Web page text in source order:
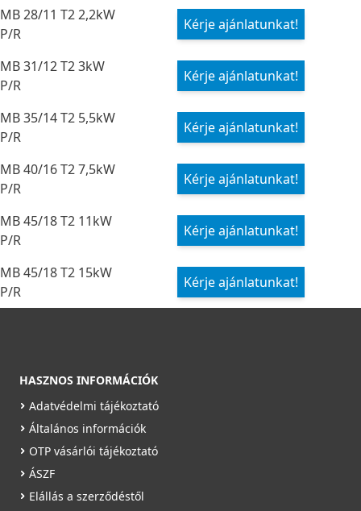
MB 28/11 T2 2,2kW
P/R
Kérje ajánlatunkat!
MB 31/12 T2 3kW
P/R
Kérje ajánlatunkat!
MB 35/14 T2 5,5kW
P/R
Kérje ajánlatunkat!
MB 40/16 T2 7,5kW
P/R
Kérje ajánlatunkat!
MB 45/18 T2 11kW
P/R
Kérje ajánlatunkat!
MB 45/18 T2 15kW
P/R
Kérje ajánlatunkat!
HASZNOS INFORMÁCIÓK
Adatvédelmi tájékoztató
Általános információk
OTP vásárlói tájékoztató
ÁSZF
Elállás a szerződéstől